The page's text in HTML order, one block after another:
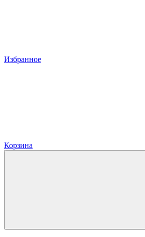
Избранное
Корзина